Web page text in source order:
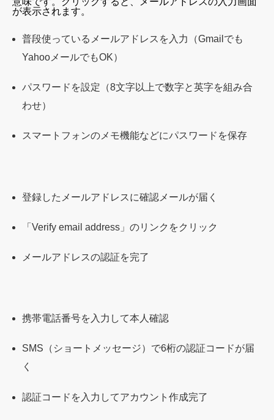
が表示されます。
普段使っているメールアドレスを入力（Gmailでも
YahooメールでもOK）
パスワードを設定（8文字以上で数字と英字を組み合
わせ）
スマートフォンのメモ機能などにパスワードを保存
登録したメールアドレスに確認メールが届く
「Verify email address」のリンクをクリック
メールアドレスの認証を完了
携帯電話番号を入力して本人確認
SMS（ショートメッセージ）で6桁の認証コードが届
く
認証コードを入力してアカウント作成完了